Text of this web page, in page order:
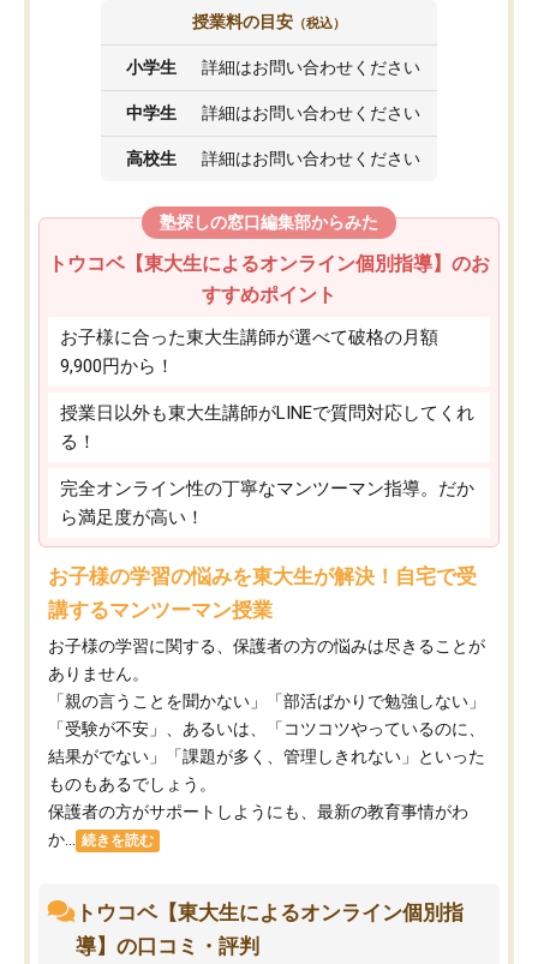
授業料の目安 （税込）
小学生 詳細はお問い合わせください
中学生 詳細はお問い合わせください
高校生 詳細はお問い合わせください
塾探しの窓口編集部からみた
トウコベ【東大生によるオンライン個別指導】のお
すすめポイント
お子様に合った東大生講師が選べて破格の月額
9,900円から！
授業日以外も東大生講師がLINEで質問対応してくれ
る！
完全オンライン性の丁寧なマンツーマン指導。だか
ら満足度が高い！
お子様の学習の悩みを東大生が解決！自宅で受
講するマンツーマン授業
お子様の学習に関する、保護者の方の悩みは尽きることが
ありません。
「親の言うことを聞かない」「部活ばかりで勉強しない」
「受験が不安」、あるいは、「コツコツやっているのに、
結果がでない」「課題が多く、管理しきれない」といった
ものもあるでしょう。
保護者の方がサポートしようにも、最新の教育事情がわ
か...
続きを読む
トウコベ【東大生によるオンライン個別指
導】の口コミ・評判